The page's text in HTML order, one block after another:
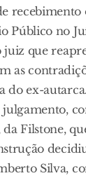
Público no
juiz que
as
do ex-
julgamento,
Filstone,
Silva,